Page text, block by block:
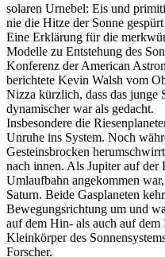
solaren Urnebel: Eis und
nie die Hitze der Sonne gespürt
Eine Erklärung für die
Modelle zu Entstehung des
Konferenz der American
berichtete Kevin Walsh vom
Nizza kürzlich, dass das junge
dynamischer war als gedacht.
Insbesondere die
Unruhe ins System. Noch
Gesteinsbrocken
nach innen. Als Jupiter auf der
Umlaufbahn angekommen
Saturn. Beide Gasplaneten
Bewegungsrichtung um und
auf dem Hin- als auch auf
Kleinkörper des
Forscher.